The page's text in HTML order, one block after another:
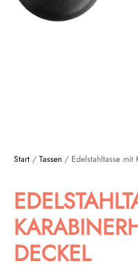
Start / Tassen / Edelstahltasse mit
DECKEL